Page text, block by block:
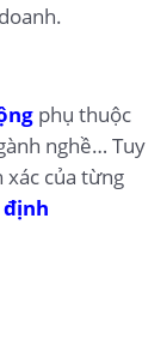
phụ thuộc
nghề… Tuy
xác của từng
định